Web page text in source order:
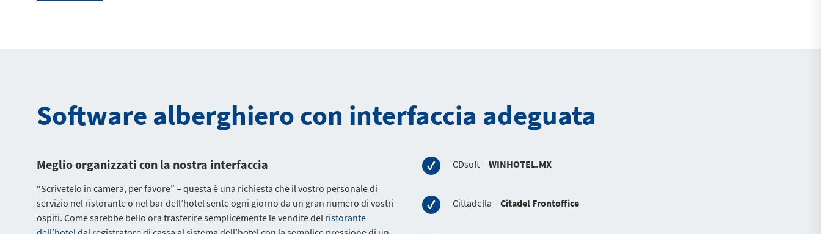
Software alberghiero con interfaccia adeguata
Meglio organizzati con la nostra interfaccia
“Scrivetelo in camera, per favore” – questa è una richiesta che il vostro personale di
servizio nel ristorante o nel bar dell’hotel sente ogni giorno da un gran numero di vostri
ospiti. Come sarebbe bello ora trasferire semplicemente le vendite del ristorante
CDsoft –WINHOTEL.MX
Cittadella –Citadel Frontoffice